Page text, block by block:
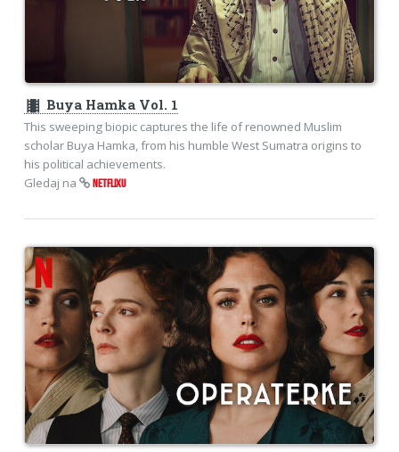
theaters Buya Hamka Vol. 1
This sweeping biopic captures the life of renowned Muslim
scholar Buya Hamka, from his humble West Sumatra origins to
his political achievements.
Gledaj na
NETFLIXU